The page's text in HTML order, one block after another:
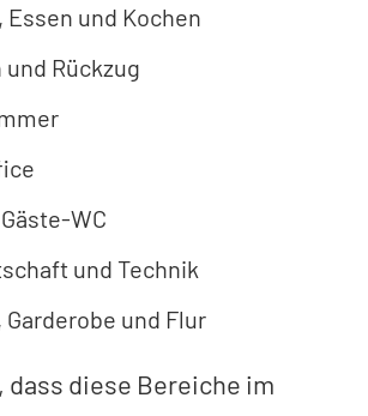
Essen und Kochen
Rückzug
WC
und Technik
Garderobe und Flur
diese Bereiche im